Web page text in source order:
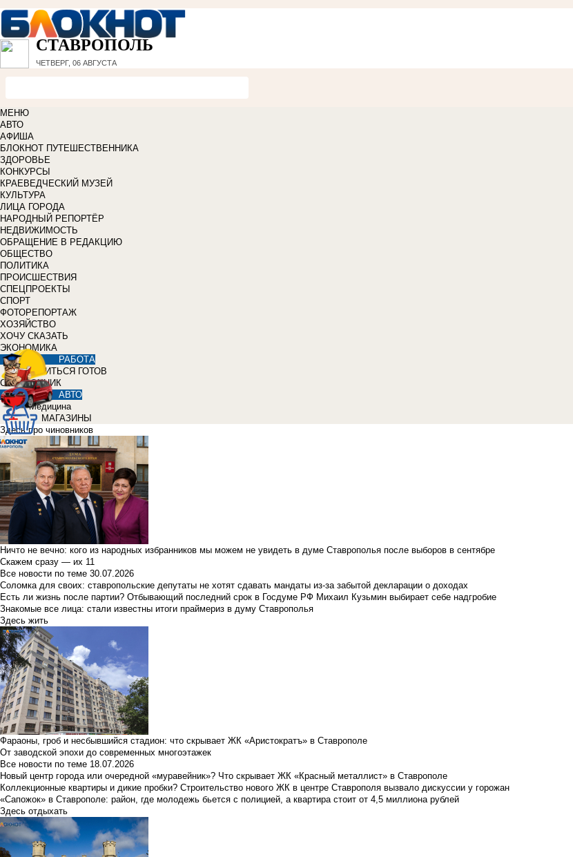
СТАВРОПОЛЬ
ЧЕТВЕРГ, 06 АВГУСТА
МЕНЮ
АВТО
АФИША
БЛОКНОТ ПУТЕШЕСТВЕННИКА
ЗДОРОВЬЕ
КОНКУРСЫ
КРАЕВЕДЧЕСКИЙ МУЗЕЙ
КУЛЬТУРА
ЛИЦА ГОРОДА
НАРОДНЫЙ РЕПОРТЁР
НЕДВИЖИМОСТЬ
ОБРАЩЕНИЕ В РЕДАКЦИЮ
ОБЩЕСТВО
ПОЛИТИКА
ПРОИСШЕСТВИЯ
СПЕЦПРОЕКТЫ
СПОРТ
ФОТОРЕПОРТАЖ
ХОЗЯЙСТВО
ХОЧУ СКАЗАТЬ
ЭКОНОМИКА
РАБОТА
УЧИТЬСЯ ГОТОВ
СПРАВОЧНИК
АВТО
Медицина
МАГАЗИНЫ
Здесь про чиновников
Ничто не вечно: кого из народных избранников мы можем не увидеть в думе Ставрополья после выборов в сентябре
Скажем сразу — их 11
Все новости по теме 30.07.2026
Соломка для своих: ставропольские депутаты не хотят сдавать мандаты из-за забытой декларации о доходах
Есть ли жизнь после партии? Отбывающий последний срок в Госдуме РФ Михаил Кузьмин выбирает себе надгробие
Знакомые все лица: стали известны итоги праймериз в думу Ставрополья
Здесь жить
Фараоны, гроб и несбывшийся стадион: что скрывает ЖК «Аристократъ» в Ставрополе
От заводской эпохи до современных многоэтажек
Все новости по теме 18.07.2026
Новый центр города или очередной «муравейник»? Что скрывает ЖК «Красный металлист» в Ставрополе
Коллекционные квартиры и дикие пробки? Строительство нового ЖК в центре Ставрополя вызвало дискуссии у горожан
«Сапожок» в Ставрополе: район, где молодежь бьется с полицией, а квартира стоит от 4,5 миллиона рублей
Здесь отдыхать